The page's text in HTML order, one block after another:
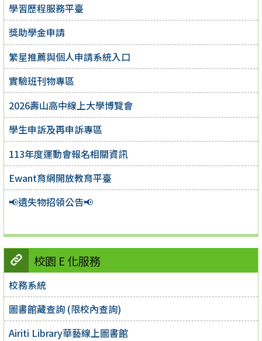
學習歷程服務平臺
獎助學金申請
繁星推薦與個人申請系統入口
實驗班刊物專區
2026壽山高中線上大學博覽會
學生申訴及再申訴專區
113年度運動會報名相關資訊
Ewant育網開放教育平臺
📢遺失物招領公告📢
校園 E 化服務
校務系統
圖書館藏查詢 (限校內查詢)
Airiti Library華藝線上圖書館